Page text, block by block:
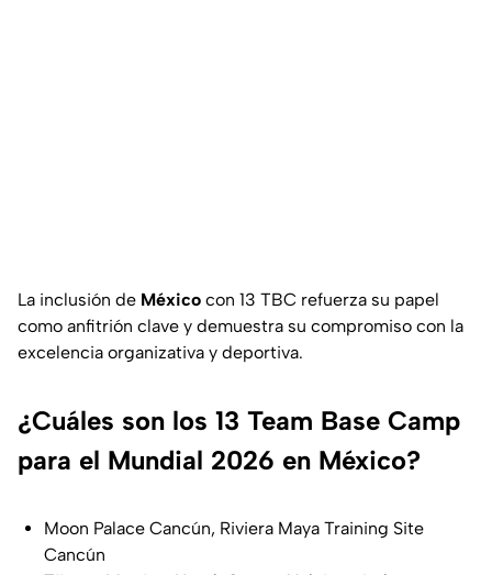
La inclusión de México con 13 TBC refuerza su papel
como anfitrión clave y demuestra su compromiso con la
excelencia organizativa y deportiva.
¿Cuáles son los 13 Team Base Camp
para el Mundial 2026 en México?
Moon Palace Cancún, Riviera Maya Training Site
Cancún